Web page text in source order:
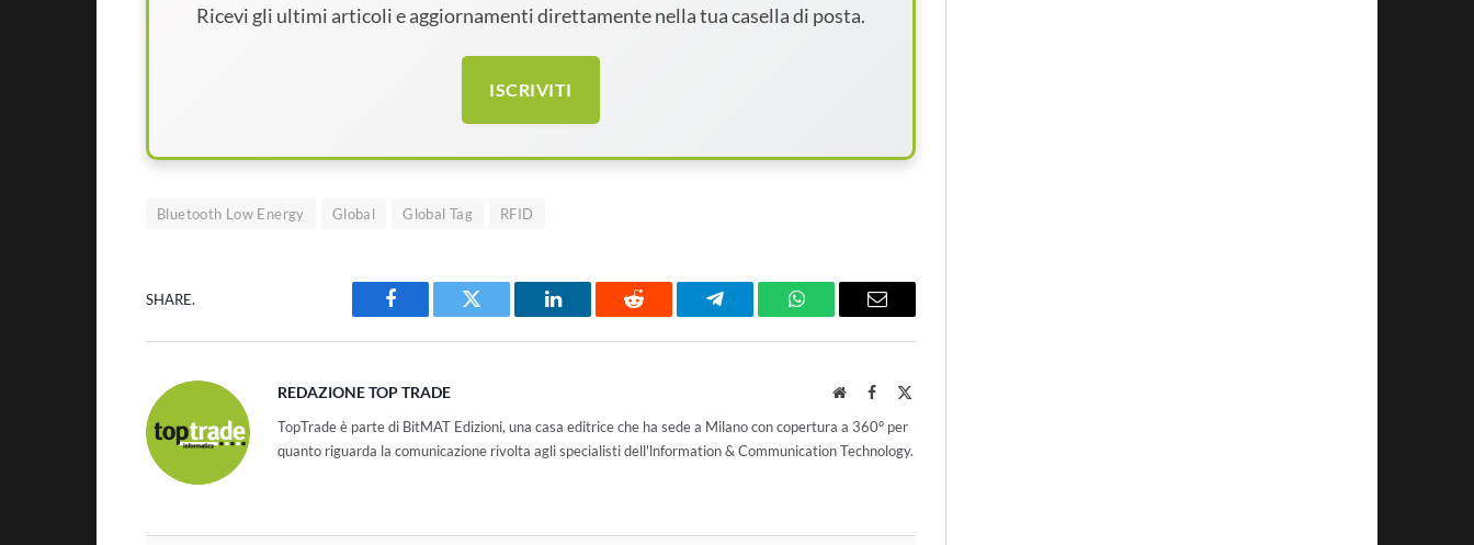
Ricevi gli ultimi articoli e aggiornamenti direttamente nella tua casella di posta.
ISCRIVITI
Bluetooth Low Energy Global Global Tag RFID
SHARE.
Facebook Twitter LinkedIn Reddit Telegram WhatsAppEmail
REDAZIONE TOP TRADE WebsiteFacebook
TopTrade è parte di BitMAT Edizioni, una casa editrice che ha sede a Milano con copertura a 360° per
quanto riguarda la comunicazione rivolta agli specialisti dell'lnformation & Communication Technology.